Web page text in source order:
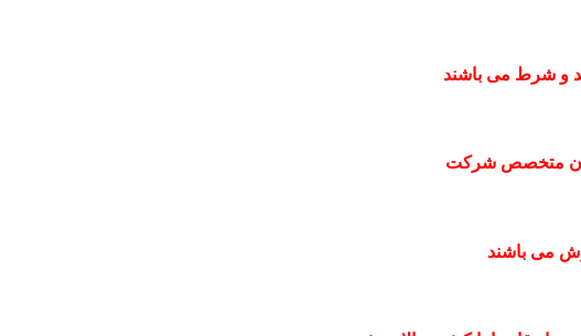
و شرط می باشند
متخصص شرکت
می باشند